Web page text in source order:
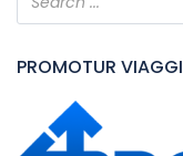
PROMOTUR VIAGGI